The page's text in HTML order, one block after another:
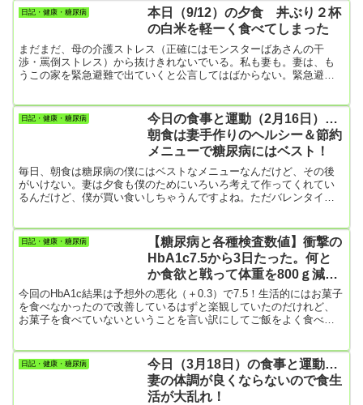
するような食事を続けていると、インスリンが糖を処理しきれず、
余った糖が中性脂肪として蓄積されてしまい、肥満やメタボの原因
となることも分かっています。では、食後高血糖を抑えるためには
どのような対策を...
日記・健康・糖尿病
本日（9/12）の夕食 丼ぶり２杯
の白米を軽ーく食べてしまった
まだまだ、母の介護ストレス（正確にはモンスターばあさんの干
渉・罵倒ストレス）から抜けきれないでいる。私も妻も。妻は、も
うこの家を緊急避難で出ていくと公言してはばからない。緊急避難
は私の母と顔を合わすのも苦痛のようで、自室にこもって顔を合わ
さないようにしている。なので、今日は朝から僕が母の食事を準備
している。食事と言っても、朝はトーストや果物、昼食や夕食はス
日記・健康・糖尿病
今日の食事と運動（2月16日）…
朝食は妻手作りのヘルシー＆節約
メニューで糖尿病にはベスト！
毎日、朝食は糖尿病の僕にはベストなメニューなんだけど、その後
がいけない。妻は夕食も僕のためにいろいろ考えて作ってくれてい
るんだけど、僕が買い食いしちゃうんですよね。ただバレンタイン
責めてこない。「いいのかな」なんて具合に。その辺りは感謝して
いる。なので、後は自分の食事コントロールあるのみなんだけど。
かねてからブログに書いてるんですけど、この3カ月ほど、体中の関
日記・健康・糖尿病
【糖尿病と各種検査数値】衝撃の
HbA1c7.5から3日たった。何と
か食欲と戦って体重を800ｇ減ら
した！
今回のHbA1c結果は予想外の悪化（＋0.3）で7.5！生活的にはお菓子
を食べなかったので改善しているはずと楽観していたのだけれど、
お菓子を食べていないということを言い訳にしてご飯をよく食べて
ジがあるってことがわかった。前回書いたように、バナナや柿をメ
チャ食べた。焼き芋は自分の作った安納芋や紅はるかでねっとり系
😄収穫してから妻が料理に使うだけで僕は糖尿病に悪いので食べず
日記・健康・糖尿病
今日（3月18日）の食事と運動…
妻の体調が良くならないので食生
活が大乱れ！